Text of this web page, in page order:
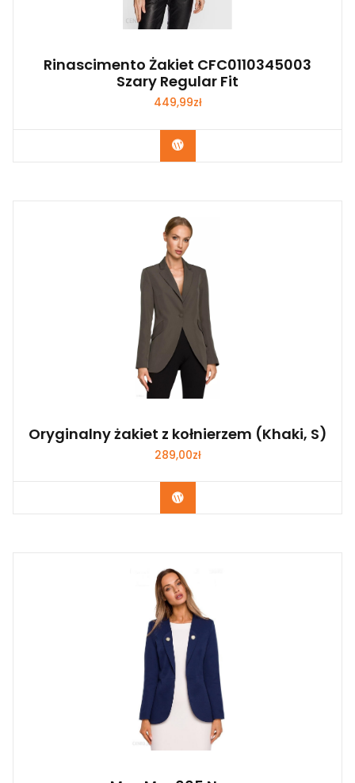
Rinascimento Żakiet CFC0110345003
Szary Regular Fit
449,99zł
Kup Teraz
Oryginalny żakiet z kołnierzem (Khaki, S)
289,00zł
Kup Teraz